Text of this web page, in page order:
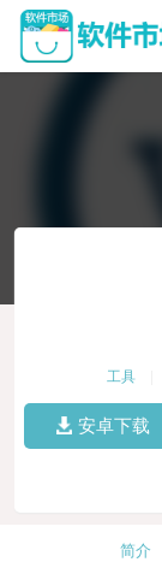
工具
安卓下载
简介